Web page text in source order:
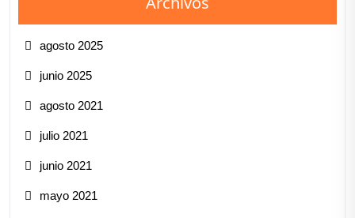
agosto 2025
junio 2025
agosto 2021
julio 2021
junio 2021
mayo 2021